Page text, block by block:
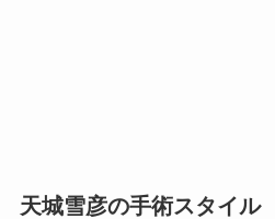
天城雪彦の手術スタイル